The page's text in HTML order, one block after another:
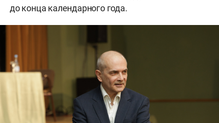
до конца календарного года.